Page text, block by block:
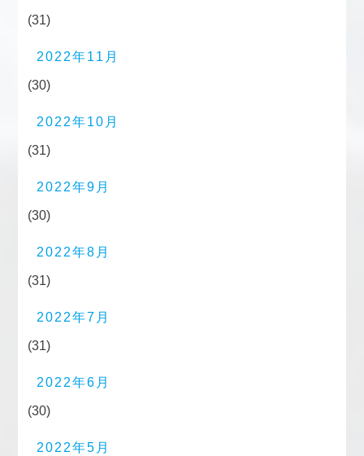
(31)
2022年11月
(30)
2022年10月
(31)
2022年9月
(30)
2022年8月
(31)
2022年7月
(31)
2022年6月
(30)
2022年5月